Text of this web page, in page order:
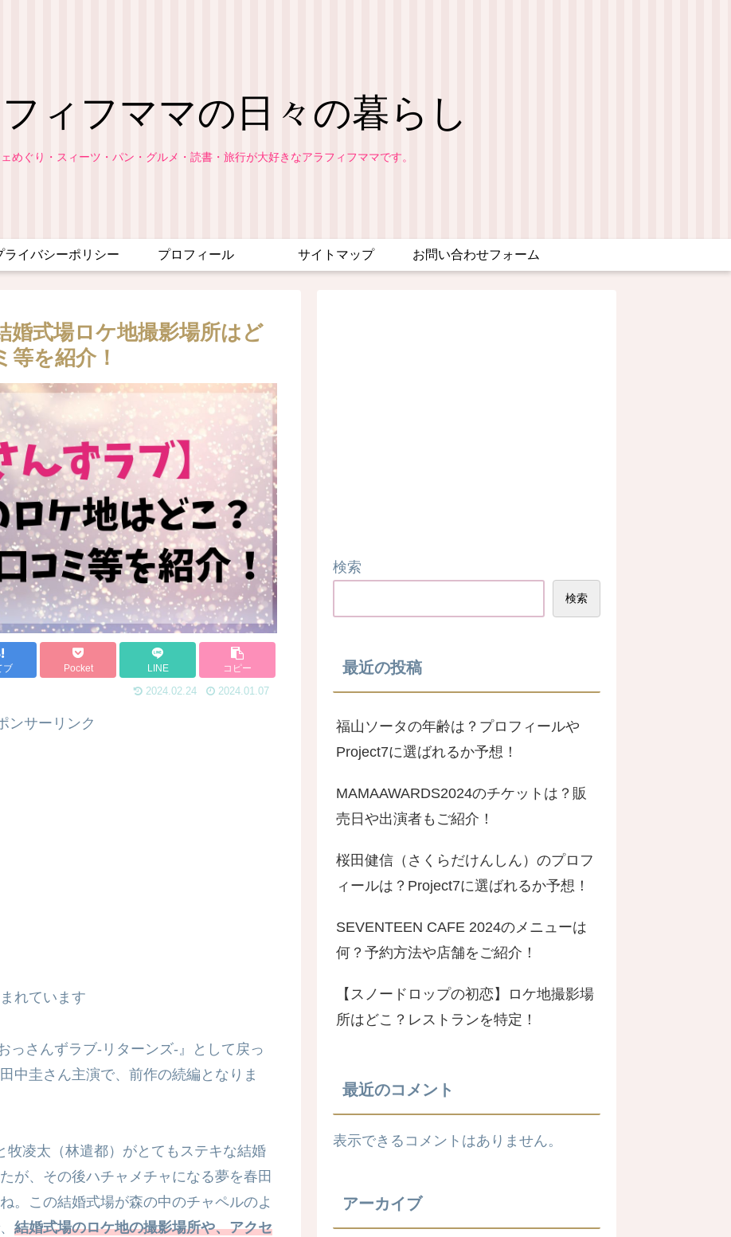
ィフママの日々の暮らし
めぐり・スィーツ・パン・グルメ・読書・旅行が大好きなアラフィフママです。
ライバシーポリシー プロフィール サイトマップ お問い合わせフォーム
婚式場ロケ地撮影場所はど
等を紹介！
ブ Pocket LINE コピー
2024.02.24 2024.01.07
ンサーリンク
れています
っさんずラブ-リターンズ-』として戻っ
中圭さん主演で、前作の続編となりま
牧凌太（林遣都）がとてもステキな結婚
が、その後ハチャメチャになる夢を春田
。この結婚式場が森の中のチャペルのよ
結婚式場のロケ地の撮影場所や、アクセ
検索
検索
最近の投稿
福山ソータの年齢は？プロフィールや
Project7に選ばれるか予想！
MAMAAWARDS2024のチケットは？販
売日や出演者もご紹介！
桜田健信（さくらだけんしん）のプロフ
ィールは？Project7に選ばれるか予想！
SEVENTEEN CAFE 2024のメニューは
何？予約方法や店舗をご紹介！
【スノードロップの初恋】ロケ地撮影場
所はどこ？レストランを特定！
最近のコメント
表示できるコメントはありません。
アーカイブ